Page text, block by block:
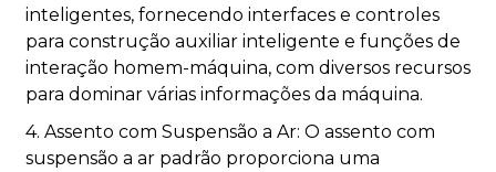
inteligentes, fornecendo interfaces e controles
para construção auxiliar inteligente e funções de
interação homem-máquina, com diversos recursos
para dominar várias informações da máquina.
4. Assento com Suspensão a Ar: O assento com
suspensão a ar padrão proporciona uma